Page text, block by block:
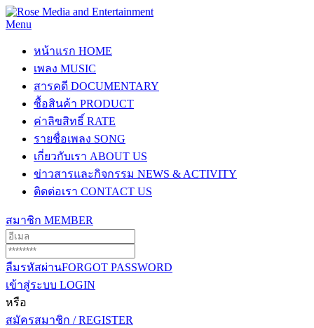
Menu
หน้าแรก HOME
เพลง MUSIC
สารคดี DOCUMENTARY
ซื้อสินค้า PRODUCT
ค่าลิขสิทธิ์ RATE
รายชื่อเพลง SONG
เกี่ยวกับเรา ABOUT US
ข่าวสารและกิจกรรม NEWS & ACTIVITY
ติดต่อเรา CONTACT US
สมาชิก MEMBER
ลืมรหัสผ่านFORGOT PASSWORD
เข้าสู่ระบบ LOGIN
หรือ
สมัครสมาชิก / REGISTER